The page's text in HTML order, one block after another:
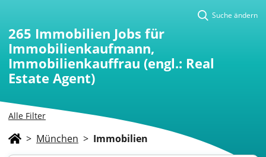
Alle Filter
Suche ändern
265 Immobilien Jobs für
Immobilienkaufmann,
Immobilienkauffrau (engl.: Real
Estate Agent)
> München > Immobilien